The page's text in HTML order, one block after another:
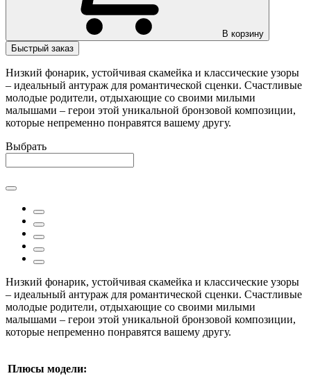
В корзину
Быстрый заказ
Низкий фонарик, устойчивая скамейка и классические узоры
– идеальный антураж для романтической сценки. Счастливые
молодые родители, отдыхающие со своими милыми
малышами – герои этой уникальной бронзовой композиции,
которые непременно понравятся вашему другу.
Выбрать
Низкий фонарик, устойчивая скамейка и классические узоры
– идеальный антураж для романтической сценки. Счастливые
молодые родители, отдыхающие со своими милыми
малышами – герои этой уникальной бронзовой композиции,
которые непременно понравятся вашему другу.
Плюсы модели: